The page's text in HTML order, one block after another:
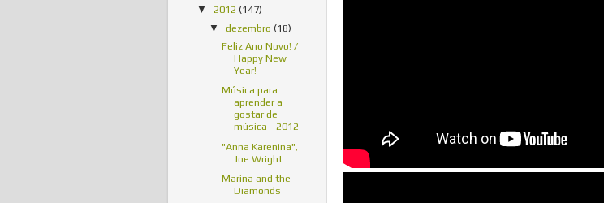
▼ 2012 (147)
▼dezembro(18)
Feliz Ano Novo! /
Happy New
Year!
Música para
aprender a
gostar de
música - 2012
"Anna Karenina",
Joe Wright
Marina and the
Diamonds